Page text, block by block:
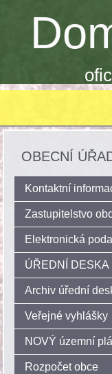
OBECNÍ
Kontaktní
Zastupitelstvo
Elektronická
ÚŘEDNÍ DESKA
Archiv úřední
Veřejné vyhlášky
NOVÝ územní
Rozpočet obce